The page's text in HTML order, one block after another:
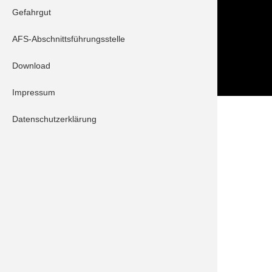
Folge uns auch auf
Gefahrgut
AFS-Abschnittsführungsstelle
Download
Impressum
Datenschutzerklärung